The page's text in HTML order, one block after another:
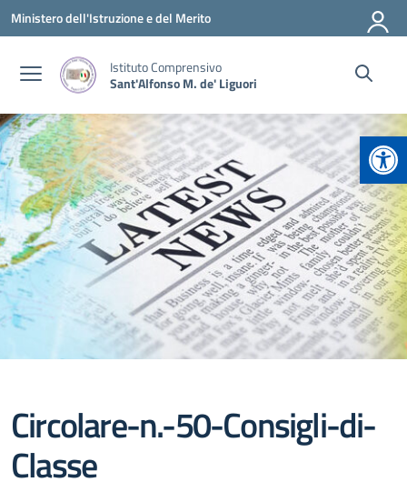
Vai ai contenuti
Vai al menu di navigazione
Vai al footer
Ministero dell'Istruzione e del Merito
Istituto Comprensivo
Sant'Alfonso M. de' Liguori
Circolare-n.-50-Consigli-di-
Classe